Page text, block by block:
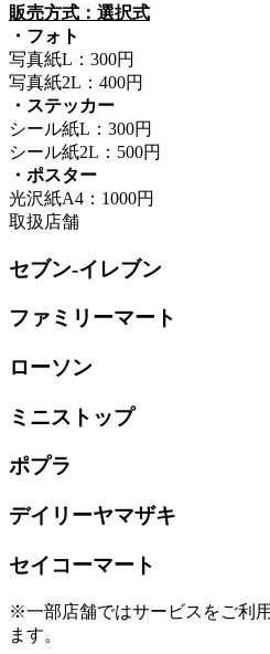
販売方式：選択式
・フォト
写真紙L：300円
写真紙2L：400円
・ステッカー
シール紙L：300円
シール紙2L：500円
・ポスター
光沢紙A4：1000円
取扱店舗
セブン-イレブン
ファミリーマート
ローソン
ミニストップ
ポプラ
デイリーヤマザキ
セイコーマート
※一部店舗ではサービスをご利
ます。